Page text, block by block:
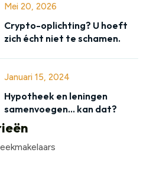
Mei 20, 2026
Crypto-oplichting? U hoeft
zich écht niet te schamen.
Januari 15, 2024
Hypotheek en leningen
samenvoegen… kan dat?